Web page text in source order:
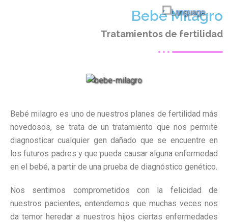
Bebé Milagro
Tratamientos de fertilidad
Bebé milagro es uno de nuestros planes de fertilidad más
novedosos, se trata de un tratamiento que nos permite
diagnosticar cualquier gen dañado que se encuentre en
los futuros padres y que pueda causar alguna enfermedad
en el bebé, a partir de una prueba de diagnóstico genético.
Nos sentimos comprometidos con la felicidad de
nuestros pacientes, entendemos que muchas veces nos
da temor heredar a nuestros hijos ciertas enfermedades